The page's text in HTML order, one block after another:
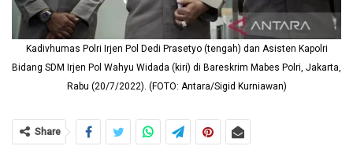
Kadivhumas Polri Irjen Pol Dedi Prasetyo (tengah) dan Asisten Kapolri
Bidang SDM Irjen Pol Wahyu Widada (kiri) di Bareskrim Mabes Polri, Jakarta,
Rabu (20/7/2022). (FOTO: Antara/Sigid Kurniawan)
Share